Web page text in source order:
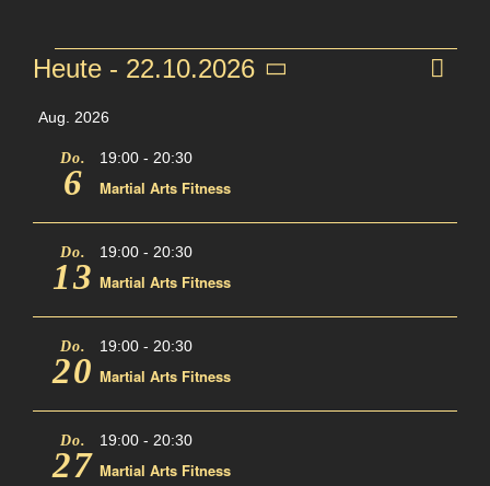
Heute - 22.10.2026
auswählen.
Aug. 2026
Do.
6
19:00 - 20:30
Martial Arts Fitness
Do.
13
19:00 - 20:30
Martial Arts Fitness
Do.
20
19:00 - 20:30
Martial Arts Fitness
Do.
27
19:00 - 20:30
Martial Arts Fitness